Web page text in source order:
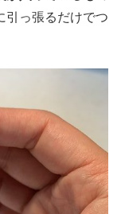
引っ張るだけでつ